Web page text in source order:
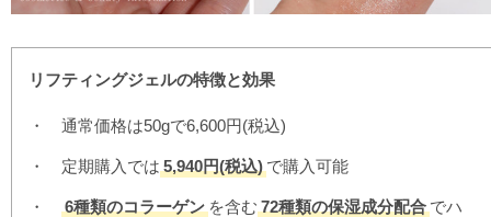
リフティングジェルの特徴と効果
通常価格は50gで6,600円(税込)
定期購入では 5,940円(税込) で購入可能
6種類のコラーゲン を含む 72種類の保湿成分配合 でハ